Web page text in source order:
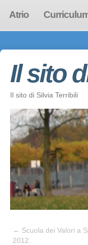
Atrio
Il sito
Il sito di Silvia Terribili
← Scuola dei Valori a
2012